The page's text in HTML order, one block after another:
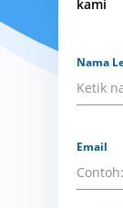
kami
Nama
Email